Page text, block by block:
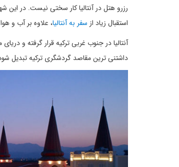
رزرو هتل در آنتالیا کار سختی نیست. در این
استقبال زیاد از سفر به آنتالیا، علاوه بر آب و
آنتالیا در جنوب غربی ترکیه قرار گرفته و
داشتنی ترین مقاصد گردشگری ترکیه تبدیل